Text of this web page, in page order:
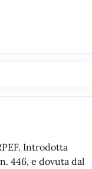
Introdotta
446, e dovuta dal